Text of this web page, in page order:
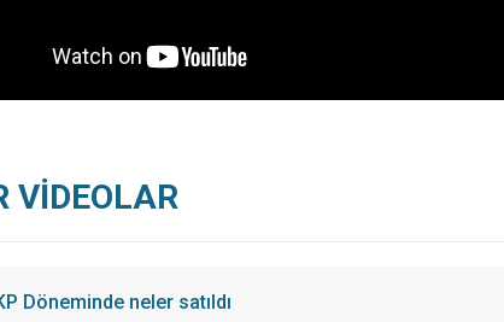
VİDEOLAR
Döneminde neler satıldı